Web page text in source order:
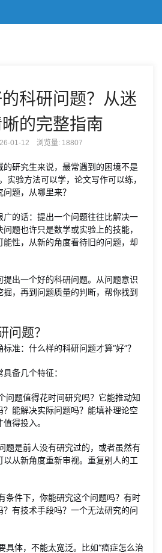
科研问题？从迷
的完整指南
01-12 浏览量: 18807
的研究生来说，最常遇到的困境不是
实验方法可以学，论文写作可以练，
题，从哪里来？
广的话：提出一个问题往往比解决一
题也许只是数学或实验上的技能，
性，从新的角度看待旧的问题，却
出一个好的科研问题。从问题意识
，再到问题质量的判断，帮你找到
问题？
准：什么样的科研问题才算“好”？
备几个特征：
问题值得花时间研究吗？它能推动知
能解决实际问题吗？能填补理论空
得投入。
题是前人没有研究过的，或者虽然有
从新角度重新审视。重复别人的工
条件下，你能研究这个问题吗？有时
有技术手段吗？一个无法研究的问
具体，不能太宽泛。比如“癌症怎么治